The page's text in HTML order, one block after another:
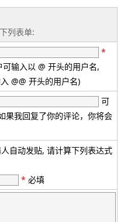
列表单:
*
输入以 @ 开头的用户名,
@@ 开头的用户名)
可
果我回复了你的评论，你将会
自动发贴, 请计算下列表达式
* 必填